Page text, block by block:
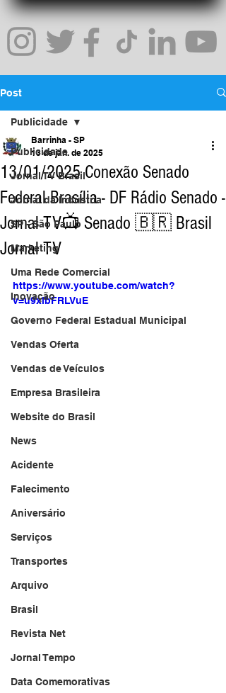
Post
Publicidade
Jornal TV Brasil
Jornal da Indústria
SP - São Paulo
Marketing
Uma Rede Comercial
Inovação
Governo Federal Estadual Municipal
Vendas Oferta
Vendas de Veículos
Empresa Brasileira
Website do Brasil
News
Acidente
Falecimento
Aniversário
Serviços
Transportes
Arquivo
Brasil
Revista Net
Jornal Tempo
Data Comemorativas
Publicidade
13/01/2025 Conexão Senado
Federal Brasília - DF Rádio Senado -
Jornal TV📺 Senado 🇧🇷 Brasil
Jornal TV
Barrinha - SP
13 de jan. de 2025
https://www.youtube.com/watch?
v=u9xlbFRLVuE